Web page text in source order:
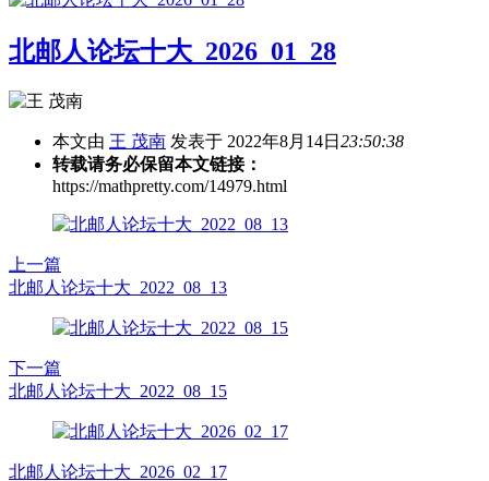
北邮人论坛十大_2026_01_28
本文由 王 茂南 发表于 2022年8月14日 23:50:38
转载请务必保留本文链接：
https://mathpretty.com/14979.html
上一篇
北邮人论坛十大_2022_08_13
下一篇
北邮人论坛十大_2022_08_15
北邮人论坛十大_2026_02_17